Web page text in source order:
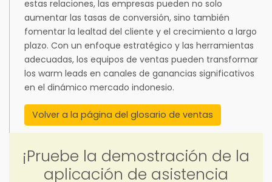
estas relaciones, las empresas pueden no solo
aumentar las tasas de conversión, sino también
fomentar la lealtad del cliente y el crecimiento a largo
plazo. Con un enfoque estratégico y las herramientas
adecuadas, los equipos de ventas pueden transformar
los warm leads en canales de ganancias significativos
en el dinámico mercado indonesio.
Volver a la página del glosario de ventas